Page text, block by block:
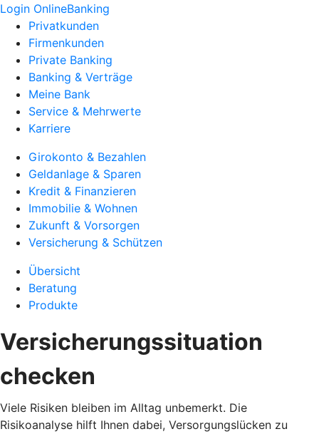
Login OnlineBanking
Privatkunden
Firmenkunden
Private Banking
Banking & Verträge
Meine Bank
Service & Mehrwerte
Karriere
Girokonto & Bezahlen
Geldanlage & Sparen
Kredit & Finanzieren
Immobilie & Wohnen
Zukunft & Vorsorgen
Versicherung & Schützen
Übersicht
Beratung
Produkte
Versicherungssituation
checken
Viele Risiken bleiben im Alltag unbemerkt. Die
Risikoanalyse hilft Ihnen dabei, Versorgungslücken zu